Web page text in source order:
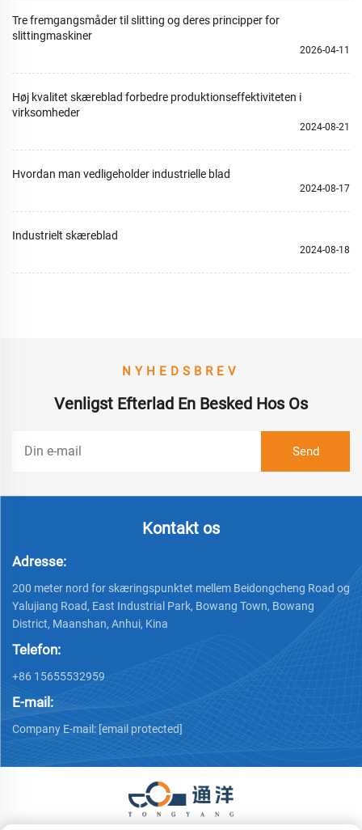
Tre fremgangsmåder til slitting og deres principper for
slittingmaskiner
2026-04-11
Høj kvalitet skæreblad forbedre produktionseffektiviteten i
virksomheder
2024-08-21
Hvordan man vedligeholder industrielle blad
2024-08-17
Industrielt skæreblad
2024-08-18
NYHEDSBREV
Venligst Efterlad En Besked Hos Os
Kontakt os
Adresse:
200 meter nord for skæringspunktet mellem Beidongcheng Road og
Yalujiang Road, East Industrial Park, Bowang Town, Bowang
District, Maanshan, Anhui, Kina
Telefon:
+86 15655532959
E-mail:
Company E-mail: [email protected]